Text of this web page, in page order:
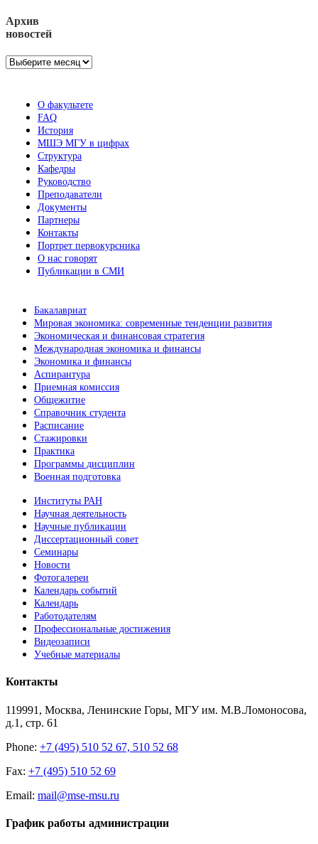
Архив
новостей
Архив
О факультете
FAQ
История
МШЭ МГУ в цифрах
Структура
Кафедры
Руководство
Преподаватели
Документы
Партнеры
Контакты
Портрет первокурсника
О нас говорят
Публикации в СМИ
Бакалавриат
Мировая экономика: современные тенденции развития
Экономическая и финансовая стратегия
Международная экономика и финансы
Экономика и финансы
Аспирантура
Приемная комиссия
Общежитие
Справочник студента
Расписание
Стажировки
Практика
Программы дисциплин
Военная подготовка
Институты РАН
Научная деятельность
Научные публикации
Диссертационный совет
Семинары
Новости
Фотогалереи
Календарь событий
Календарь
Работодателям
Профессиональные достижения
Видеозаписи
Учебные материалы
Контакты
119991, Москва, Ленинские Горы, МГУ им. М.В.Ломоносова,
д.1, стр. 61
Phone: +7 (495) 510 52 67, 510 52 68
Fax: +7 (495) 510 52 69
Email: mail@mse-msu.ru
График работы администрации